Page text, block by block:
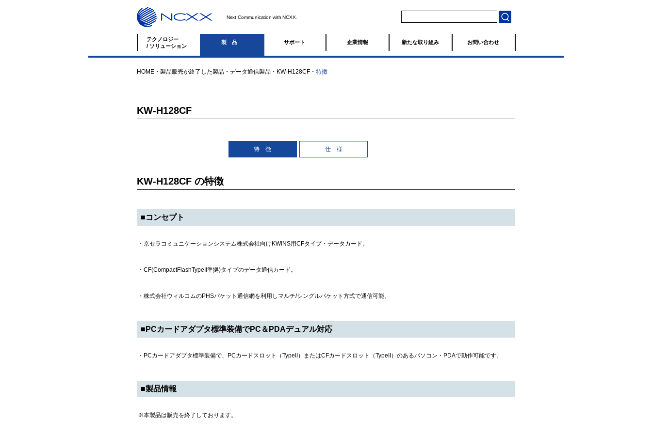
Next Communication with NCXX.
テクノロジー
/ ソリューション
製品 サポート 企業情報 新たな取り組み お問い合わせ
HOME ・ 製品販売が終了した製品 ・ データ通信製品 ・ KW-H128CF ・ 特徴
KW-H128CF
特 徴 仕 様
KW-H128CF の特徴
■コンセプト
・京セラコミュニケーションシステム株式会社向けKWINS用CFタイプ・データカード。
・CF(CompactFlashTypeII準拠)タイプのデータ通信カード。
・株式会社ウィルコムのPHSパケット通信網を利用しマルチ/シングルパケット方式で通信可能。
■PCカードアダプタ標準装備でPC＆PDAデュアル対応
・PCカードアダプタ標準装備で、PCカードスロット（TypeII）またはCFカードスロット（TypeII）のあるパソコン・PDAで動作可能です。
■製品情報
※本製品は販売を終了しております。